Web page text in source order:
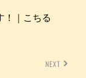
！｜こちる
NEXT